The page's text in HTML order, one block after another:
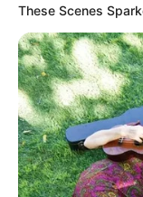
These Scenes